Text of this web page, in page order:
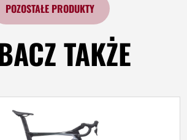
POZOSTAŁE PRODUKTY
TAKŻE